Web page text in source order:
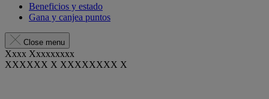
Beneficios y estado
Gana y canjea puntos
Close menu
Xxxx Xxxxxxxxx
XXXXXX X XXXXXXXX X